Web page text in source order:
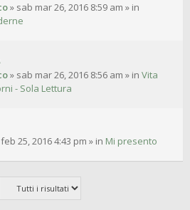
» sab mar 26, 2016 8:59 am » in
» sab mar 26, 2016 8:56 am » in Vita
- Sola Lettura
25, 2016 4:43 pm » in Mi presento